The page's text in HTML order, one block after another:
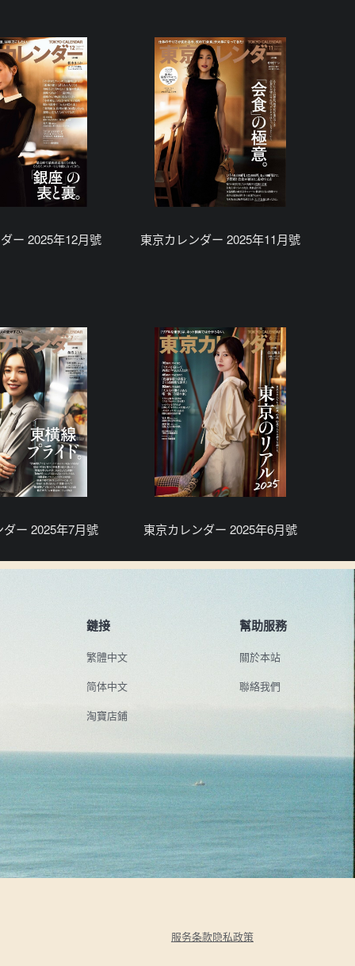
ー 2025年12月號 東京カレンダー 2025年11月號
ー 2025年7月號 東京カレンダー 2025年6月號
鏈接
繁體中文
简体中文
淘寶店鋪
幫助服務
關於本站
聯絡我們
服务条款隐私政策